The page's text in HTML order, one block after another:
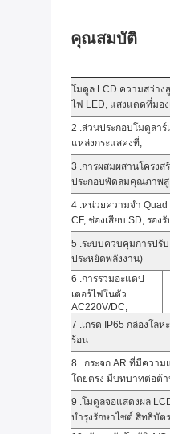
คุณสมบัติ
โมดูล LCD ความสว่าง
ไฟ LED, แสงแดดที่มอง
2 .ส่วนประกอบโมดูลา
แหล่งกระแสคงที่;
3 .การผสมผสานโครง
ประกอบพัดลมคุณภาพสู
4 .หน่วยความจำ Quad
CF, ช่องเสียบ SD, รอง
5 .ระบบควบคุมการปรั
ประหยัดพลังงาน)
6 .การรวมอะแดป
เตอร์ไฟในตัว
AC220V/DC;
7 .เกรด IP65 กล่องโล
ร้อน
8. .กระจก AR ที่มีความ
โดยตรง มีบทบาทต่อต้า
9 .โมดูลจอแสดงผล
บำรุงรักษาไซต์ สิทธิบัต